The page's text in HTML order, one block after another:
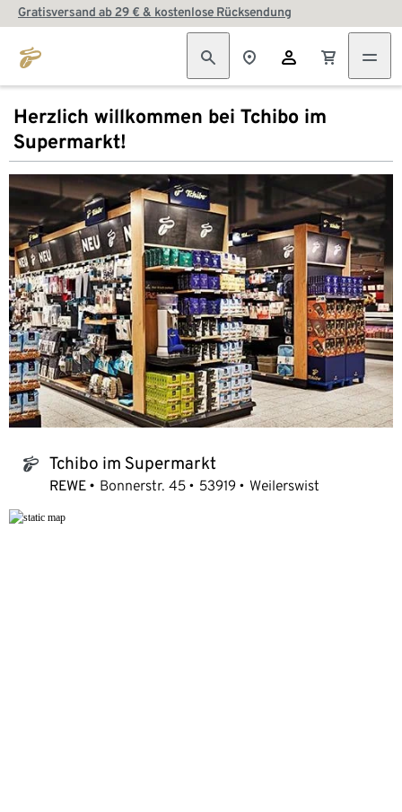
Gratisversand ab 29 € & kostenlose Rücksendung
Herzlich willkommen bei Tchibo im
Supermarkt!
tchibo_logo Tchibo im Supermarkt
REWE Bonnerstr. 45 53919 Weilerswist